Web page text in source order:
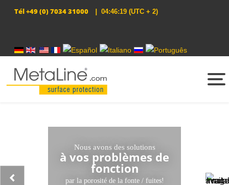
Tél+49 (0) 7034 31000 | 04:46:19 (UTC + 2)
Sélectionnez votre langue
Nous avons des solutions
à vos problèmes de
fonction
par la porosité de la fonte / fuites!